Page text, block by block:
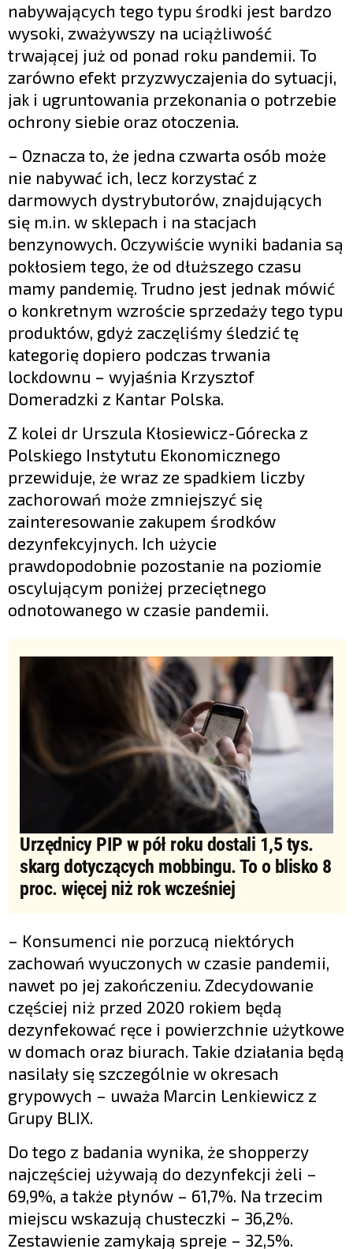
nabywających tego typu środki jest bardzo
wysoki, zważywszy na uciążliwość
trwającej już od ponad roku pandemii. To
zarówno efekt przyzwyczajenia do sytuacji,
jak i ugruntowania przekonania o potrzebie
ochrony siebie oraz otoczenia.
– Oznacza to, że jedna czwarta osób może
nie nabywać ich, lecz korzystać z
darmowych dystrybutorów, znajdujących
się m.in. w sklepach i na stacjach
benzynowych. Oczywiście wyniki badania są
pokłosiem tego, że od dłuższego czasu
mamy pandemię. Trudno jest jednak mówić
o konkretnym wzroście sprzedaży tego typu
produktów, gdyż zaczęliśmy śledzić tę
kategorię dopiero podczas trwania
lockdownu – wyjaśnia Krzysztof
Domeradzki z Kantar Polska.
Z kolei dr Urszula Kłosiewicz-Górecka z
Polskiego Instytutu Ekonomicznego
przewiduje, że wraz ze spadkiem liczby
zachorowań może zmniejszyć się
zainteresowanie zakupem środków
dezynfekcyjnych. Ich użycie
prawdopodobnie pozostanie na poziomie
oscylującym poniżej przeciętnego
odnotowanego w czasie pandemii.
Urzędnicy PIP w pół roku dostali 1,5 tys.
skarg dotyczących mobbingu. To o blisko 8
proc. więcej niż rok wcześniej
– Konsumenci nie porzucą niektórych
zachowań wyuczonych w czasie pandemii,
nawet po jej zakończeniu. Zdecydowanie
częściej niż przed 2020 rokiem będą
dezynfekować ręce i powierzchnie użytkowe
w domach oraz biurach. Takie działania będą
nasilały się szczególnie w okresach
grypowych – uważa Marcin Lenkiewicz z
Grupy BLIX.
Do tego z badania wynika, że shopperzy
najczęściej używają do dezynfekcji żeli –
69,9%, a także płynów – 61,7%. Na trzecim
miejscu wskazują chusteczki – 36,2%.
Zestawienie zamykają spreje – 32,5%.